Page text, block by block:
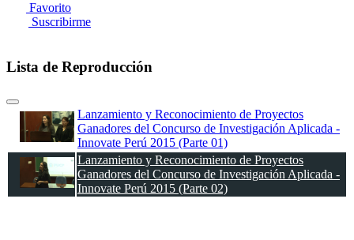
Favorito
Suscribirme
Lista de Reproducción
Lanzamiento y Reconocimiento de Proyectos
Ganadores del Concurso de Investigación Aplicada -
Innovate Perú 2015 (Parte 01)
Lanzamiento y Reconocimiento de Proyectos
Ganadores del Concurso de Investigación Aplicada -
Innovate Perú 2015 (Parte 02)